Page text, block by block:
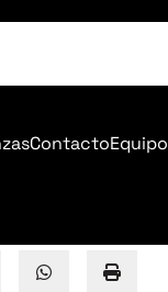
ContactoEquipo